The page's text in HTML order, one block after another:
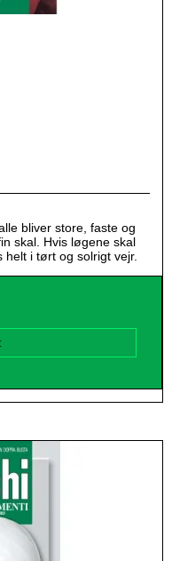
bliver store, faste og
skal. Hvis løgene skal
helt i tørt og solrigt vejr.